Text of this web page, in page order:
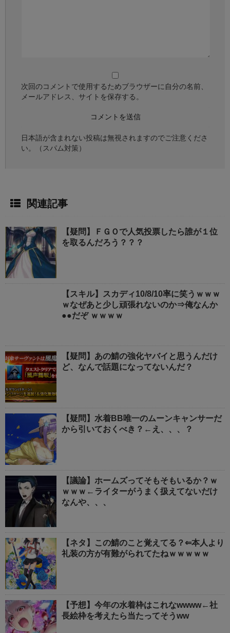
次回のコメントで使用するためブラウザーに自分の名前、
メールアドレス、サイトを保存する。
日本語が含まれない投稿は無視されますのでご注意くださ
い。（スパム対策）
関連記事
【疑問】ＦＧＯで人気投票したら誰が１位
を取るんだろう？？？
【スキル】スカディ10/8/10率に笑うｗｗｗ
ｗなぜあと少し頑張れないのか⇒俺なんか
●●だぞ ｗｗｗｗ
【疑問】あの鯖の強化ヤバイと思うんだけ
ど、なんで話題になってないんだ？
【疑問】水着BB唯一のムーンキャンサーだ
から引いておくべき？←え、、、？
【議論】ホームズってそもそもいるか？ｗ
ｗｗｗ←ライターがうまく扱えてないだけ
なんや、、、
【ネタ】この鯖のこと覚えてる？⇐本人より
礼装の方が有難がられてたねｗｗｗｗｗ
【予想】今年の水着枠はこれなwwww←社
長絵枠を考えたら当たってそうww